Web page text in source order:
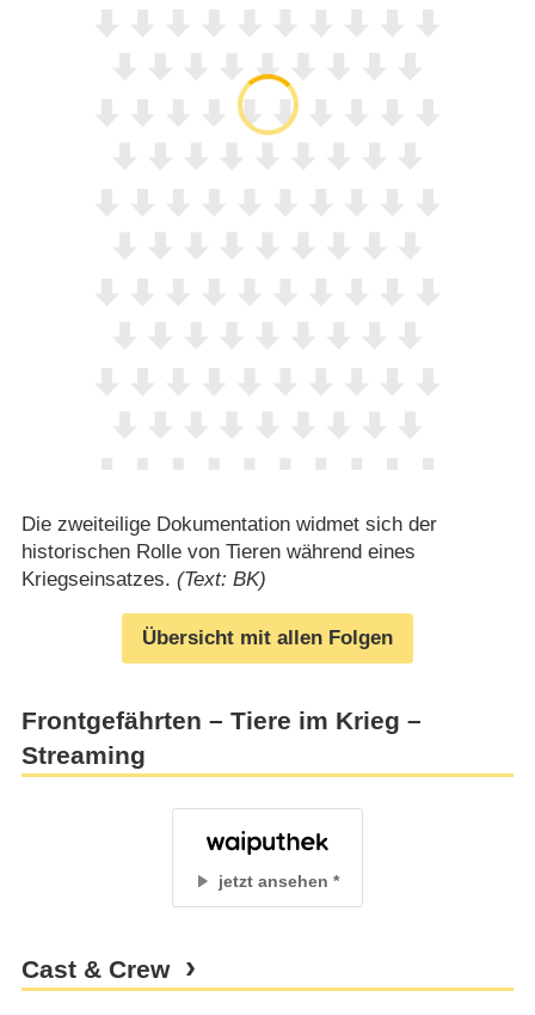
Die zweiteilige Dokumentation widmet sich der
historischen Rolle von Tieren während eines
Kriegseinsatzes. (Text: BK)
Übersicht mit allen Folgen
Frontgefährten – Tiere im Krieg –
Streaming
jetzt ansehen
Cast & Crew